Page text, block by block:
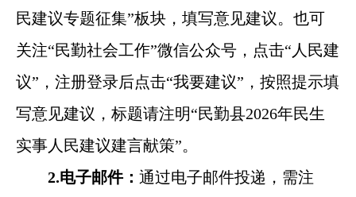
民建议专题征集”板块，填写意见建议。也可
关注“民勤社会工作”微信公众号，点击“人民建
议”，注册登录后点击“我要建议”，按照提示填
写意见建议，标题请注明“民勤县2026年民生
实事人民建议建言献策”。
2.电子邮件： 通过电子邮件投递，需注